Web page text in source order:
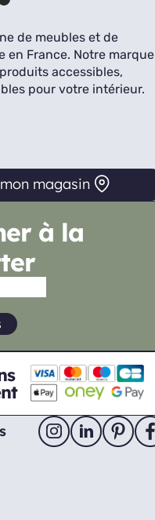
de meubles et de
en France. Notre marque
accessibles,
pour votre intérieur.
magasin
à la